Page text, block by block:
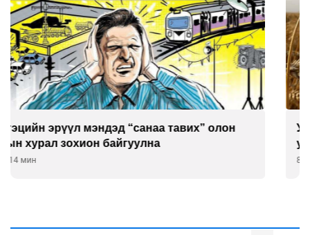
Улаан буудай ихэнх талбайд 10-12 см-ээр өндөр
ургажээ
8 цаг 44 мин